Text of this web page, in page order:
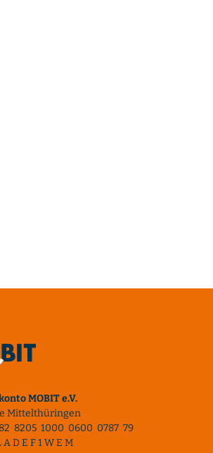
MOBIT e.V.
Mittelthüringen
8205 1000 0600 0787 79
A D E F 1 W E M